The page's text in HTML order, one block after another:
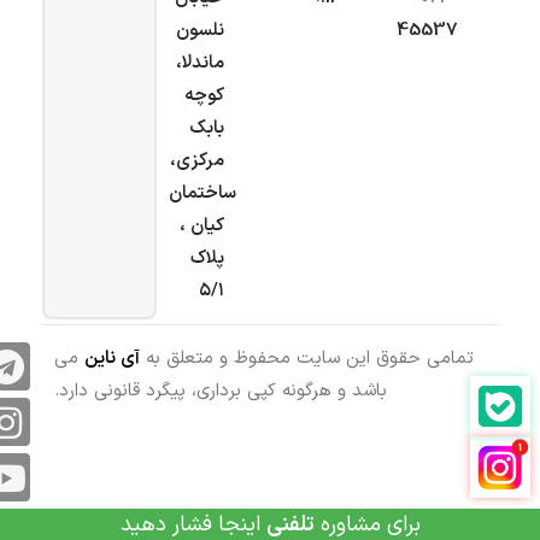
45537
نلسون
ماندلا،
کوچه
بابک
مرکزی،
ساختمان
کیان ،
پلاک
۵/۱
تمامی حقوق این سایت محفوظ و متعلق به آی ناین می
باشد و هرگونه کپی برداری، پیگرد قانونی دارد.
برای مشاوره تلفنی اینجا فشار دهید